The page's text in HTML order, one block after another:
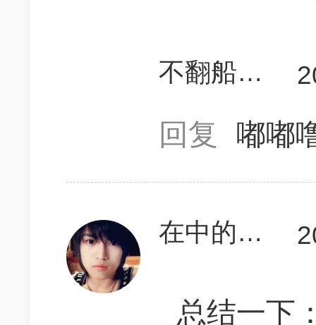
不翻船的舟
回复 嘟嘟
在中的Amour
总结一下